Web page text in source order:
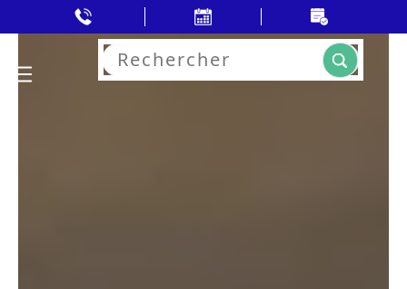
Rechercher